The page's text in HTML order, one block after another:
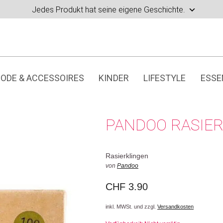
Jedes Produkt hat seine eigene Geschichte.
& ACCESSOIRES KINDER LIFESTYLE
PANDOO
Rasierklingen
von Pandoo
CHF 3.90
inkl. MWSt. und zzgl. Versandkosten